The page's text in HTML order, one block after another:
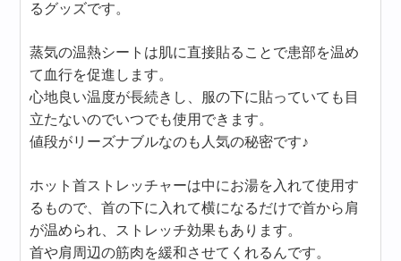
るグッズです。
蒸気の温熱シートは肌に直接貼ることで患部を温め
て血行を促進します。
心地良い温度が長続きし、服の下に貼っていても目
立たないのでいつでも使用できます。
値段がリーズナブルなのも人気の秘密です♪
ホット首ストレッチャーは中にお湯を入れて使用す
るもので、首の下に入れて横になるだけで首から肩
が温められ、ストレッチ効果もあります。
首や肩周辺の筋肉を緩和させてくれるんです。